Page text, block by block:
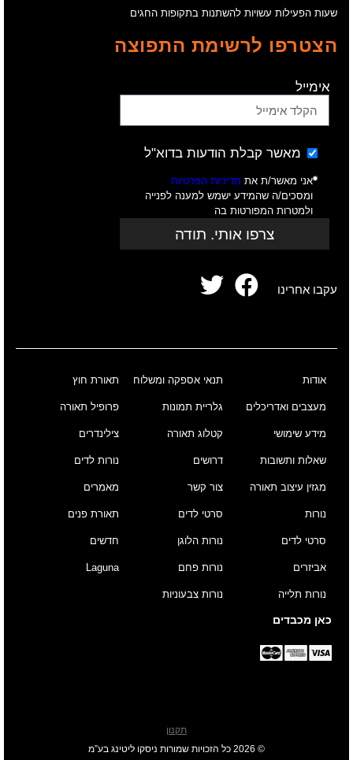
שעות הפעילות עשויות להשתנות בתקופות החגים
הצטרפו לרשימת התפוצה
אימייל
מאשר קבלת הודעות בדוא"ל
אני מאשר/ת את מדיניות הפרטיות
ומסכים/ה שהמידע ישמש למענה לפנייה
ולמטרות המפורטות בה
צרפו אותי. תודה
עקבו אחרינו
אודות
מעצבים ואדריכלים
מידע שימושי
שאלות ותשובות
מגזין עיצוב תאורה
תנאי אספקה ומשלוח
גלריית תמונות
קטלוג תאורה
דרושים
צור קשר
תאורת חוץ
פרופיל תאורה
צילינדרים
נורות לדים
מאמרים
נורות
סרטי לדים
אביזרים
נורות תלייה
סרטי לדים
נורות הלוגן
נורות פחם
נורות צבעוניות
תאורת פנים
חדשים
Laguna
כאן מכבדים
תקנון
© 2026 כל הזכויות שמורות ניסקו ליטינג בע”מ